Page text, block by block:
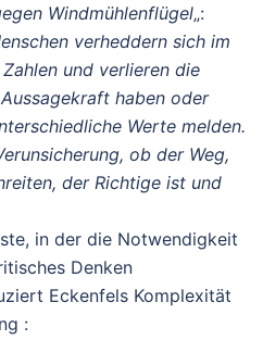
Windmühlenflügel„:
verheddern sich im
und verlieren die
haben oder
Werte melden.
ob der Weg,
der Richtige ist und
in der die Notwendigkeit
Denken
Eckenfels Komplexität
: